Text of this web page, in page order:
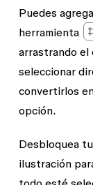
Puedes
herramienta
arrastrando el
seleccionar
convertirlos
opción.
Desbloquea
ilustración